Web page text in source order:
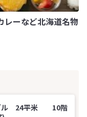
レーなど北海道名物
ブル 24平米 10階